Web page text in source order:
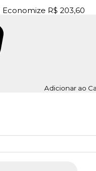
Economize R$ 203,60
Adicionar ao